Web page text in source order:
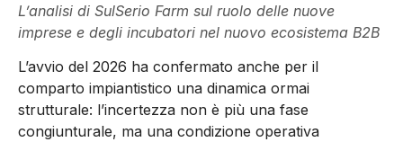
L’analisi di SulSerio Farm sul ruolo delle nuove
imprese e degli incubatori nel nuovo ecosistema B2B
L’avvio del 2026 ha confermato anche per il
comparto impiantistico una dinamica ormai
strutturale: l’incertezza non è più una fase
congiunturale, ma una condizione operativa